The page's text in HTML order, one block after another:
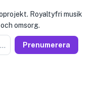
Royaltyfri musik
omsorg.
Prenumerera på nyhetsförsäljare Prenumerera